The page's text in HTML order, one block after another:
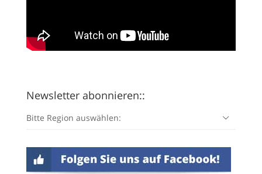
Newsletter abonnieren::
Bitte Region auswählen: